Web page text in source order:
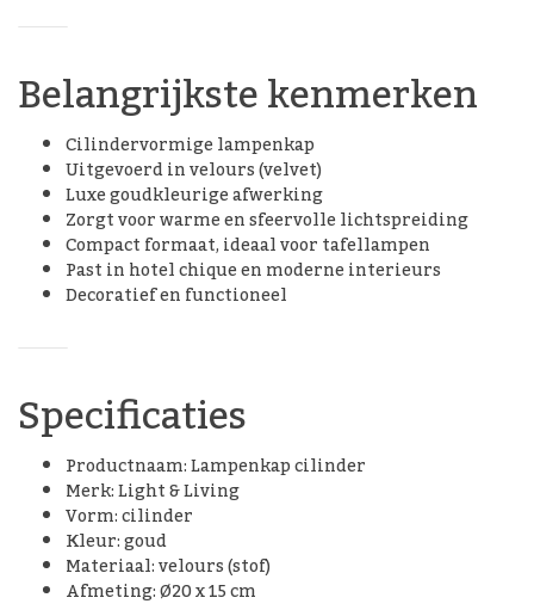
Belangrijkste kenmerken
Cilindervormige lampenkap
Uitgevoerd in velours (velvet)
Luxe goudkleurige afwerking
Zorgt voor warme en sfeervolle lichtspreiding
Compact formaat, ideaal voor tafellampen
Past in hotel chique en moderne interieurs
Decoratief en functioneel
Specificaties
Productnaam: Lampenkap cilinder
Merk: Light & Living
Vorm: cilinder
Kleur: goud
Materiaal: velours (stof)
Afmeting: Ø20 x 15 cm